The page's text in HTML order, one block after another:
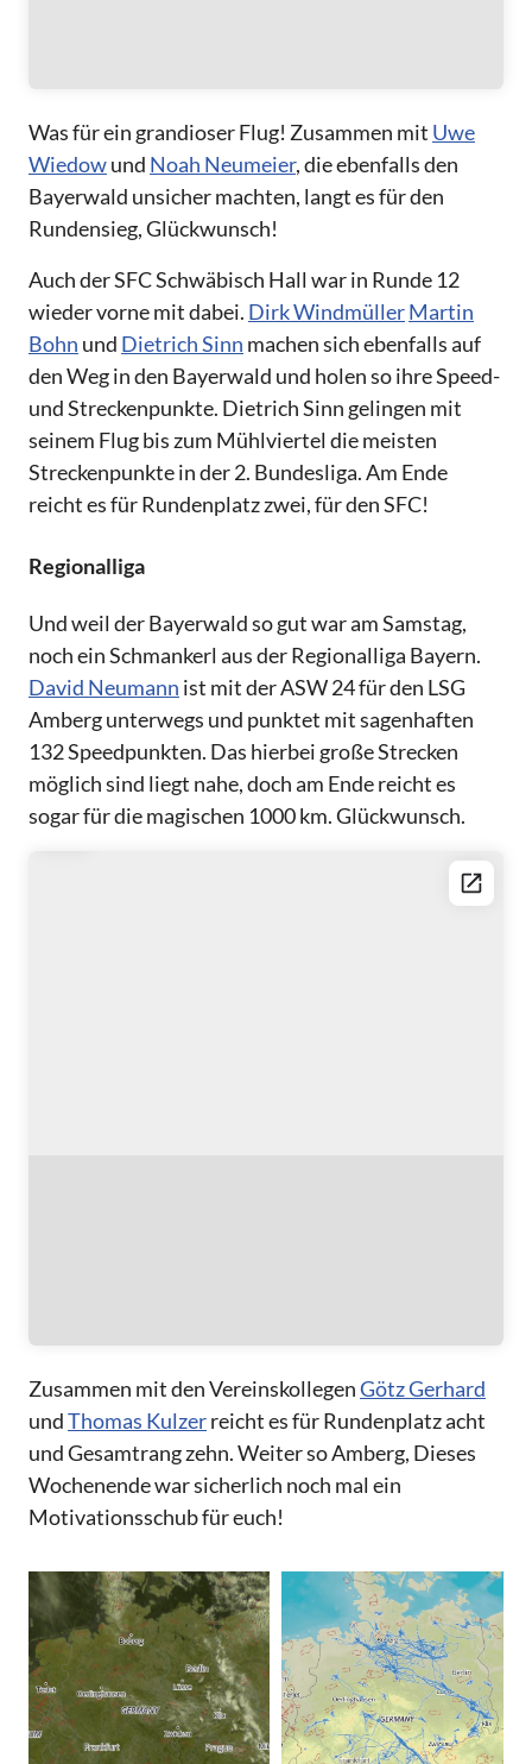
Was für ein grandioser Flug! Zusammen mit Uwe
Wiedowund Noah Neumeier, die ebenfalls den
Bayerwald unsicher machten, langt es für den
Rundensieg, Glückwunsch!
Auch der SFC Schwäbisch Hall war in Runde 12
wieder vorne mit dabei. Dirk WindmüllerMartin
Bohn und Dietrich Sinn machen sich ebenfalls auf
den Weg in den Bayerwald und holen so ihre Speed-
und Streckenpunkte. Dietrich Sinn gelingen mit
seinem Flug bis zum Mühlviertel die meisten
Streckenpunkte in der 2. Bundesliga. Am Ende
reicht es für Rundenplatz zwei, für den SFC!
Regionalliga
Und weil der Bayerwald so gut war am Samstag,
noch ein Schmankerl aus der Regionalliga Bayern.
David Neumann ist mit der ASW 24 für den LSG
Amberg unterwegs und punktet mit sagenhaften
132 Speedpunkten. Das hierbei große Strecken
möglich sind liegt nahe, doch am Ende reicht es
sogar für die magischen 1000 km. Glückwunsch.
Zusammen mit den VereinskollegenGötz Gerhard
undThomas Kulzerreicht es für Rundenplatz acht
und Gesamtrang zehn. Weiter so Amberg, Dieses
Wochenende war sicherlich noch mal ein
Motivationsschub für euch!